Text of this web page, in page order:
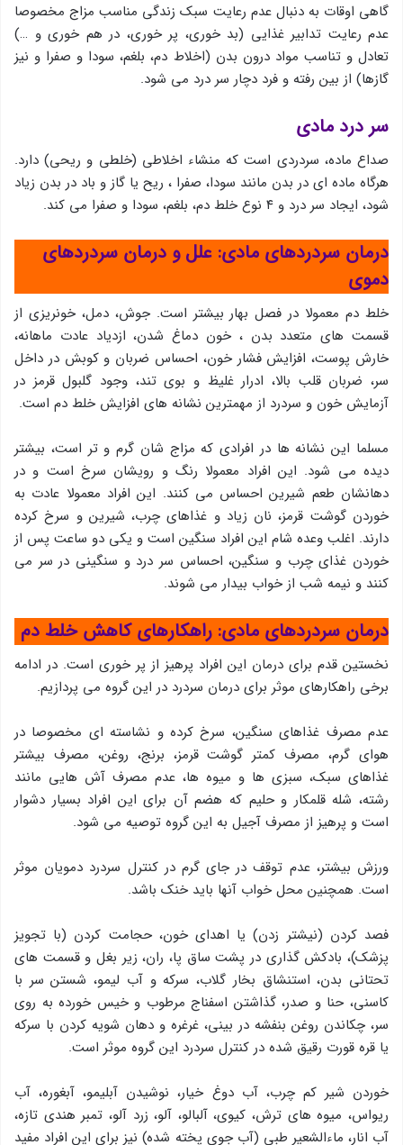
گاهی اوقات به دنبال عدم رعایت سبک زندگی مناسب مزاج مخصوصا
عدم رعایت تدابیر غذایی (بد خوری، پر خوری، در هم خوری و …)
تعادل و تناسب مواد درون بدن (اخلاط دم، بلغم، سودا و صفرا و نیز
گازها) از بین رفته و فرد دچار سر درد می شود.
سر درد مادی
صداع ماده، سردردی است كه منشاء اخلاطی (خلطی و ريحی) دارد.
هرگاه ماده ای در بدن مانند سودا، صفرا ، ریح یا گاز و باد در بدن زیاد
شود، ایجاد سر درد و ۴ نوع خلط دم، بلغم، سودا و صفرا می کند.
درمان سردردهای مادی: علل و درمان سردردهای
دموی
خلط دم معمولا در فصل بهار بیشتر است. جوش، دمل، خونریزی از
قسمت های متعدد بدن ، خون دماغ شدن، ازدیاد عادت ماهانه،
خارش پوست، افزایش فشار خون، احساس ضربان و کوبش در داخل
سر، ضربان قلب بالا، ادرار غلیظ و بوی تند، وجود گلبول قرمز در
آزمایش خون و سردرد از مهمترین نشانه های افزایش خلط دم است.
مسلما این نشانه ها در افرادی که مزاج شان گرم و تر است، بیشتر
دیده می شود. این افراد معمولا رنگ و رویشان سرخ است و در
دهانشان طعم شیرین احساس می کنند. این افراد معمولا عادت به
خوردن گوشت قرمز، نان زیاد و غذاهای چرب، شیرین و سرخ کرده
دارند. اغلب وعده شام این افراد سنگین است و یکی دو ساعت پس از
خوردن غذای چرب و سنگین، احساس سر درد و سنگینی در سر می
کنند و نیمه شب از خواب بیدار می شوند.
درمان سردردهای مادی: راهکارهای کاهش خلط دم
نخستین قدم برای درمان این افراد پرهیز از پر خوری است. در ادامه
برخی راهکارهای موثر برای درمان سردرد در این گروه می پردازیم.
عدم مصرف غذاهای سنگین، سرخ کرده و نشاسته ای مخصوصا در
هوای گرم، مصرف کمتر گوشت قرمز، برنج، روغن، مصرف بیشتر
غذاهای سبک، سبزی ها و میوه ها، عدم مصرف آش هایی مانند
رشته، شله قلمکار و حلیم که هضم آن برای این افراد بسیار دشوار
است و پرهیز از مصرف آجیل به این گروه توصیه می شود.
ورزش بیشتر، عدم توقف در جای گرم در کنترل سردرد دمویان موثر
است. همچنین محل خواب آنها باید خنک باشد.
فصد کردن (نیشتر زدن) یا اهدای خون، حجامت کردن (با تجویز
پزشک)، بادکش گذاری در پشت ساق پا، ران، زیر بغل و قسمت های
تحتانی بدن، استنشاق بخار گلاب، سرکه و آب لیمو، شستن سر با
کاسنی، حنا و صدر، گذاشتن اسفناج مرطوب و خیس خورده به روی
سر، چکاندن روغن بنفشه در بینی، غرغره و دهان شویه کردن با سرکه
یا قره قورت رقیق شده در کنترل سردرد این گروه موثر است.
خوردن شیر کم چرب، آب دوغ خیار، نوشیدن آبلیمو، آبغوره، آب
ریواس، میوه های ترش، کیوی، آلبالو، آلو، زرد آلو، تمبر هندی تازه،
آب انار، ماءالشعیر طبی (آب جوی پخته شده) نیز برای این افراد مفید